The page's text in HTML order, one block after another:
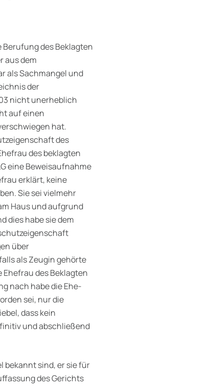
Berufung des Beklagten
aus dem
als Sachmangel und
der
nicht unerheblich
auf einen
hat.
des
des beklagten
eine Beweisaufnahme
erklärt, keine
Sie sei vielmehr
Haus und aufgrund
dies habe sie dem
über
als Zeugin gehörte
Ehefrau des Beklagten
nach habe die Ehe­
sei, nur die
dass kein
und abschließend
bekannt sind, er sie für
des Gerichts